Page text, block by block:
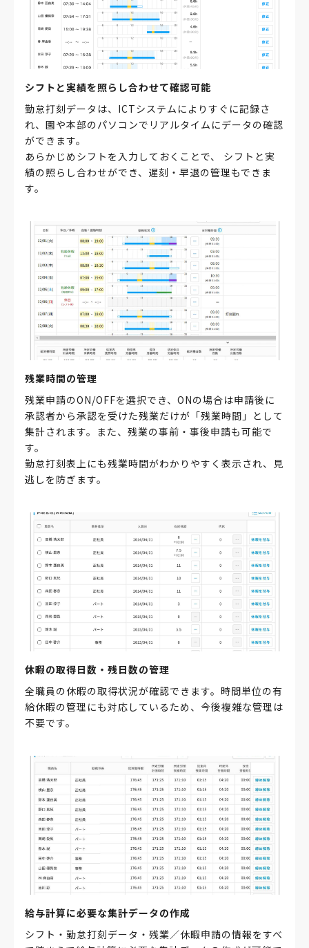
シフトと実績を照らし合わせて確認可能
勤怠打刻データは、ICTシステムによりすぐに記録さ
れ、園や本部のパソコンでリアルタイムにデータの確認
ができます。
あらかじめシフトを入力しておくことで、 シフトと実
績の照らし合わせができ、遅刻・早退の管理もできま
す。
残業時間の管理
残業申請のON/OFFを選択でき、ONの場合は申請後に
承認者から承認を受けた残業だけが「残業時間」として
集計されます。また、残業の事前・事後申請も可能で
す。
勤怠打刻表上にも残業時間がわかりやすく表示され、見
逃しを防ぎます。
休暇の取得日数・残日数の管理
全職員の休暇の取得状況が確認できます。時間単位の有
給休暇の管理にも対応しているため、今後複雑な管理は
不要です。
給与計算に必要な集計データの作成
シフト・勤怠打刻データ・残業／休暇申請の情報をすべ